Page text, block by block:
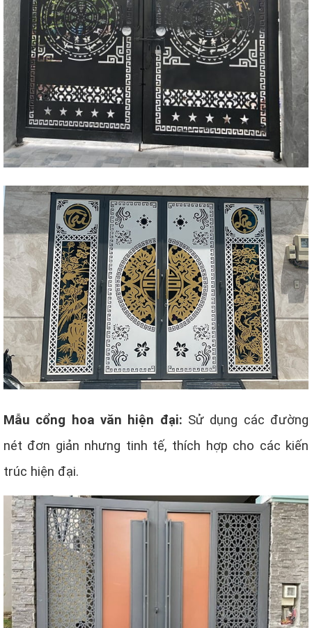
Mẫu cổng hoa văn hiện đại: Sử dụng các đường
nét đơn giản nhưng tinh tế, thích hợp cho các kiến
trúc hiện đại.